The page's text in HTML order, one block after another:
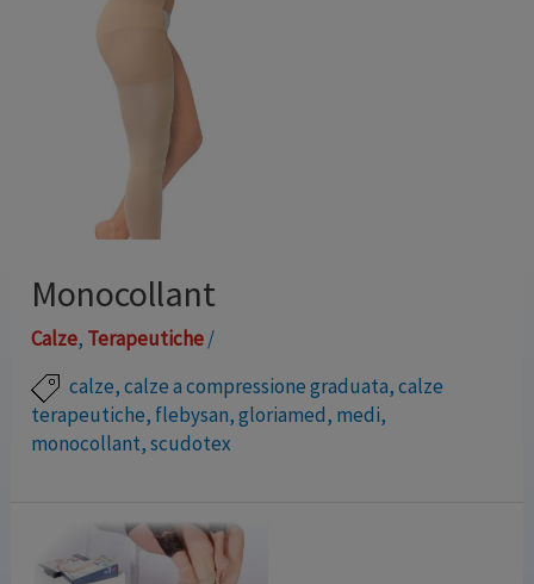
Monocollant
Calze, Terapeutiche/
calze,calze a compressione graduata,calze
terapeutiche, flebysan,gloriamed, medi,
monocollant,scudotex
Trattiamo vari marchi in modo da garantire un’ampia
possibilità di taglie, vestibilità e materiali.